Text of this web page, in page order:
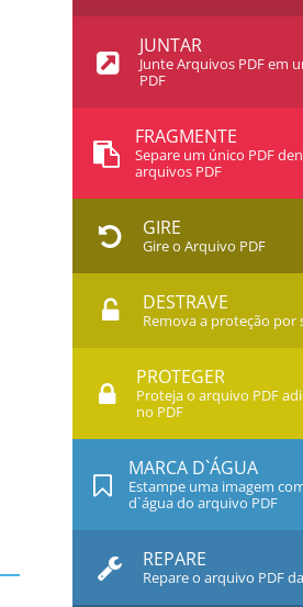
JUNTAR
Junte Arquivos PDF em
PDF
FRAGMENTE
Separe um único PDF
arquivos PDF
GIRE
Gire o Arquivo PDF
DESTRAVE
Remova a proteção por
PROTEGER
Proteja o arquivo PDF
no PDF
MARCA D`ÁGUA
Estampe uma imagem
d`água do arquivo PDF
REPARE
Repare o arquivo PDF